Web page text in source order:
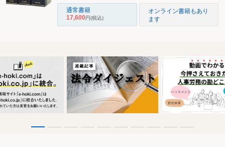
通常書籍
17,600円(税込)
オンライン書籍もあり
ます